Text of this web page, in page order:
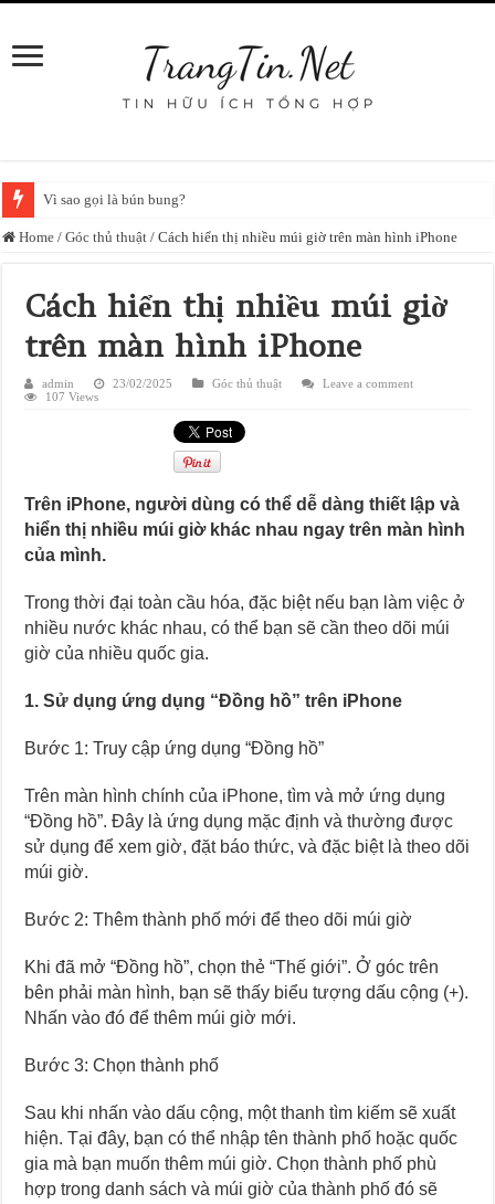
Vì sao gọi là bún bung?
Home / Góc thủ thuật / Cách hiển thị nhiều múi giờ trên màn hình iPhone
Cách hiển thị nhiều múi giờ
trên màn hình iPhone
admin 23/02/2025 Góc thủ thuật
Leave a comment
107 Views
Trên iPhone, người dùng có thể dễ dàng thiết lập và
hiển thị nhiều múi giờ khác nhau ngay trên màn hình
của mình.
Trong thời đại toàn cầu hóa, đặc biệt nếu bạn làm việc ở
nhiều nước khác nhau, có thể bạn sẽ cần theo dõi múi
giờ của nhiều quốc gia.
1. Sử dụng ứng dụng “Đồng hồ” trên iPhone
Bước 1: Truy cập ứng dụng “Đồng hồ”
Trên màn hình chính của iPhone, tìm và mở ứng dụng
“Đồng hồ”. Đây là ứng dụng mặc định và thường được
sử dụng để xem giờ, đặt báo thức, và đặc biệt là theo dõi
múi giờ.
Bước 2: Thêm thành phố mới để theo dõi múi giờ
Khi đã mở “Đồng hồ”, chọn thẻ “Thế giới”. Ở góc trên
bên phải màn hình, bạn sẽ thấy biểu tượng dấu cộng (+).
Nhấn vào đó để thêm múi giờ mới.
Bước 3: Chọn thành phố
Sau khi nhấn vào dấu cộng, một thanh tìm kiếm sẽ xuất
hiện. Tại đây, bạn có thể nhập tên thành phố hoặc quốc
gia mà bạn muốn thêm múi giờ. Chọn thành phố phù
hợp trong danh sách và múi giờ của thành phố đó sẽ